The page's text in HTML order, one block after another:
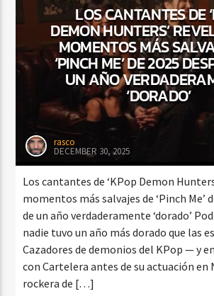
LOS CANTANTES DE
DEMON HUNTERS’
MOMENTOS MÁS
‘PINCH ME’ DE 2025
UN AÑO
‘DORADO’
rasco
DECEMBER 30, 2025
Los cantantes de ‘KPop Demon
momentos más salvajes de ‘Pinch Me’
de un año verdaderamente ‘dorado’
nadie tuvo un año más dorado que las
Cazadores de demonios del KPop — y
con Cartelera antes de su actuación en
rockera de […]